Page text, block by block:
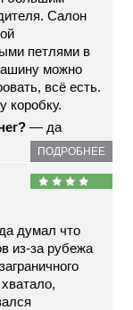
Салон
петлями в
можно
всё есть.
коробку.
— да
ПОДРОБНЕЕ
думал что
из-за рубежа